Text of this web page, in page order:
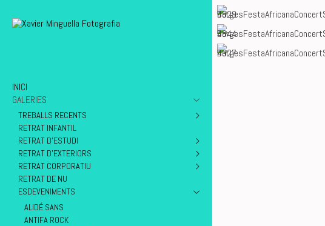
INICI
GALERIES
TREBALLS RECENTS
DAVID PRADAS
13 ANIVERSARI BAR MEMPHIS
TERE
MARISA MARTINS - WINTERREISE
CALENDARI DE FULLEDA 2024
LAIA
CRIS
RETRAT INFANTIL
RETRAT D'ESTUDI
AMIGUES PER SEMPRE
AIDA & SERGI
MAR & BLANCA
DIANA
WDEE
NOÉ
RETRAT D'EXTERIORS
AÏDA & SERGI
ANNA
RETRAT CORPORATIU
MERITXELL CUCURELLA JORBA
LIMBO MENORCA
JOANA
MARILYN DE PONENT
RETRAT DE NU
ESDEVENIMENTS
ALIDÉ SANS
ANTIFA ROCK